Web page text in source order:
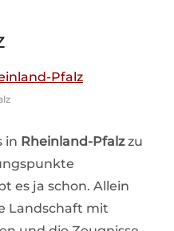
in Rheinland-Pfalzzu
es ja schon. Allein
Landschaft mit